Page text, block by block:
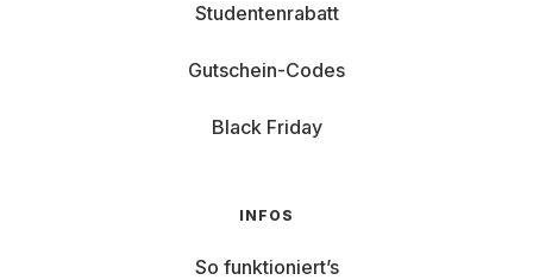
Studentenrabatt
Gutschein-Codes
Black Friday
INFOS
So funktioniert’s